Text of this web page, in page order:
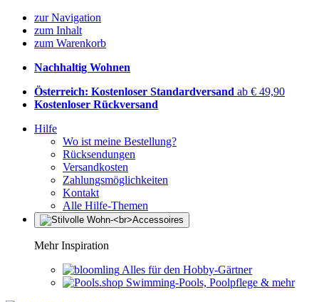
zur Navigation
zum Inhalt
zum Warenkorb
Nachhaltig Wohnen
Österreich: Kostenloser Standardversand ab € 49,90
Kostenloser Rückversand
Hilfe
Wo ist meine Bestellung?
Rücksendungen
Versandkosten
Zahlungsmöglichkeiten
Kontakt
Alle Hilfe-Themen
Mehr Inspiration
Alles für den Hobby-Gärtner
Swimming-Pools, Poolpflege & mehr